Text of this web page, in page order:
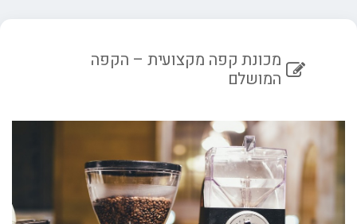
מכונת קפה מקצועית – הקפה
המושלם